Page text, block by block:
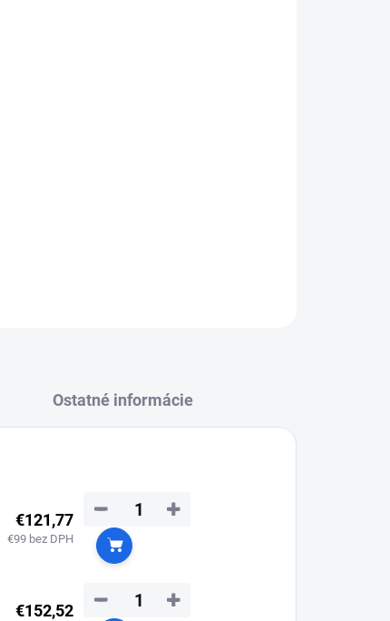
Ostatné informácie
€121,77
€99 bez DPH
+
−
Do košíka
€152,52 +
−